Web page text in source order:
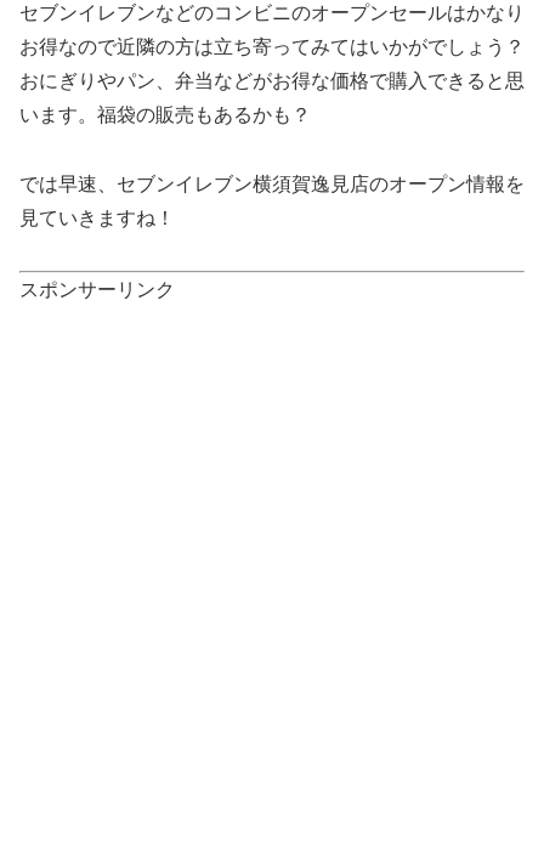
セブンイレブンなどのコンビニのオープンセールはかなり
お得なので近隣の方は立ち寄ってみてはいかがでしょう？
おにぎりやパン、弁当などがお得な価格で購入できると思
います。福袋の販売もあるかも？
では早速、セブンイレブン横須賀逸見店のオープン情報を
見ていきますね！
スポンサーリンク